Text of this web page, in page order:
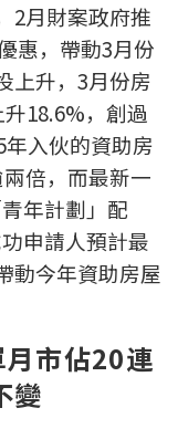
2月財案政府推
惠，帶動3月份
上升，3月份房
18.6%，創過
入伙的資助房
倍，而最新一
年計劃」配
申請人預計最
動今年資助房屋
市佔20連
變